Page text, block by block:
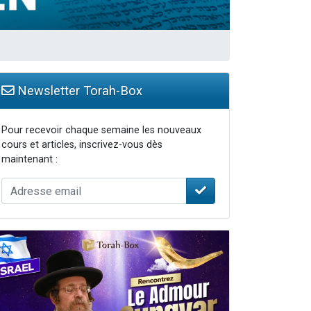
Newsletter Torah-Box
Pour recevoir chaque semaine les nouveaux
cours et articles, inscrivez-vous dès
maintenant :